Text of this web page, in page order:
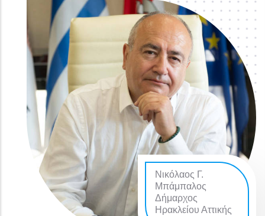
Νικόλαος Γ.
Μπάμπαλος
Δήμαρχος
Ηρακλείου Αττικής